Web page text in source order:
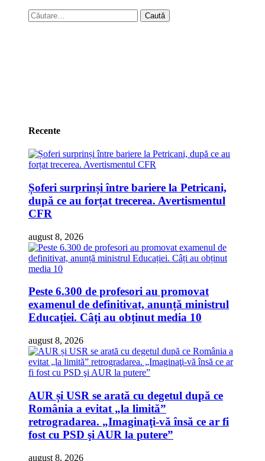
Caută
după:
Recente
Șoferi surprinși între bariere la Petricani,
după ce au forțat trecerea. Avertismentul
CFR
august 8, 2026
Peste 6.300 de profesori au promovat
examenul de definitivat, anunță ministrul
Educației. Câți au obținut media 10
august 8, 2026
AUR și USR se arată cu degetul după ce
România a evitat „la limită”
retrogradarea. „Imaginaţi-vă însă ce ar fi
fost cu PSD şi AUR la putere”
august 8, 2026